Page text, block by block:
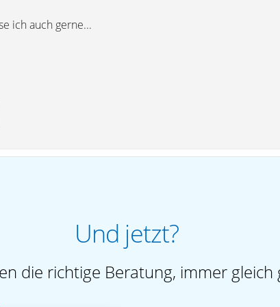
ich auch gerne...
Und jetzt?
die richtige Beratung, immer gleich